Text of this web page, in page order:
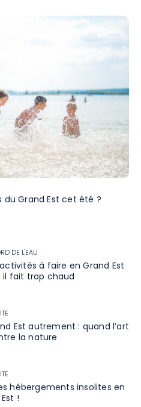
du Grand Est cet été ?
DE L'EAU
activités à faire en Grand Est
il fait trop chaud
Est autrement : quand l’art
la nature
hébergements insolites en
!